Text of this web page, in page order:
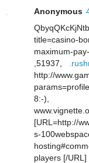
Anonymous
title=casino-
maximum-
,51937,
http://
8:-),
[URL=http://
s-
players [/URL]